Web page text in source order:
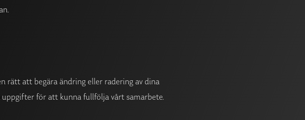
att begära ändring eller radering av dina
för att kunna fullfölja vårt samarbete.